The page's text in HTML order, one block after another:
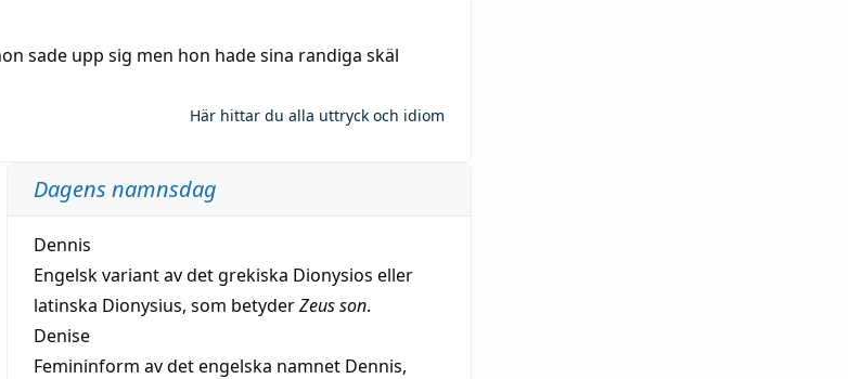
sade upp sig men hon hade sina randiga skäl
Här hittar du alla uttryck och idiom
Dagens namnsdag
Dennis
Engelsk variant av det grekiska Dionysios eller
latinska Dionysius, som betyderZeus son.
Denise
Femininform av det engelska namnet Dennis,